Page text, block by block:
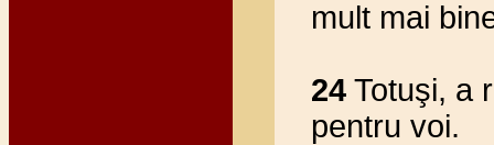
mult mai
24 Totuşi, a
pentru voi.